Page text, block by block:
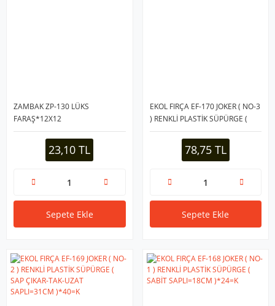
ZAMBAK ZP-130 LÜKS
FARAŞ*12X12
23,10 TL
Sepete Ekle
EKOL FIRÇA EF-170 JOKER ( NO-3
) RENKLİ PLASTİK SÜPÜRGE (
SAP ÇIKAR-TAK-UZAT
SAPLI=31CM )*32=K
78,75 TL
Sepete Ekle